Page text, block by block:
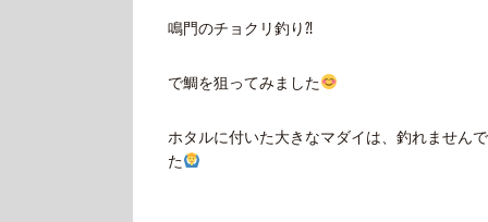
鳴門のチョクリ釣り⁈
で鯛を狙ってみました
ホタルに付いた大きなマダイは、釣れません
た